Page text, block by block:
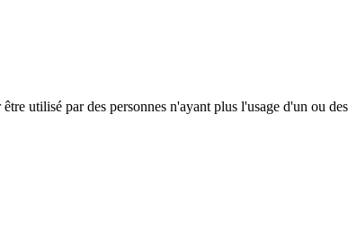
utilisé par des personnes n'ayant plus l'usage d'un ou